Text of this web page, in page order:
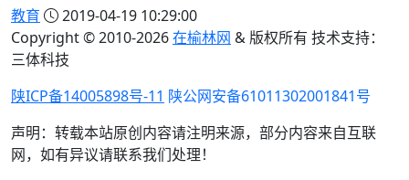
教育
2019-04-19 10:29:00
Copyright © 2010-2026在榆林网 & 版权所有 技术支持：
三体科技
陕ICP备14005898号-11 陕公网安备61011302001841号
声明：转载本站原创内容请注明来源，部分内容来自互联
网，如有异议请联系我们处理！